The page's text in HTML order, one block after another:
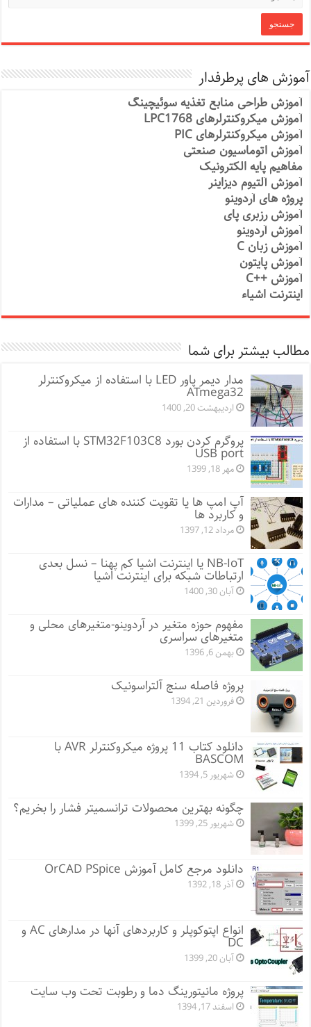
آموزش های پرطرفدار
آموزش طراحی منابع تغذیه سوئیچینگ
آموزش میکروکنترلرهای LPC1768
آموزش میکروکنترلرهای PIC
آموزش اتوماسیون صنعتی
مفاهیم پایه الکترونیک
آموزش آلتیوم دیزاینر
پروژه های آردوینو
آموزش رزبری پای
آموزش آردوینو
آموزش زبان C
آموزش پایتون
آموزش ++C
اینترنت اشیاء
مطالب بیشتر برای شما
مدار دیمر پاور LED با استفاده از میکروکنترلر
ATmega32
اردیبهشت 20, 1400
پروگرم کردن بورد STM32F103C8 با استفاده از
USB port
مهر 18, 1399
آپ امپ ها یا تقویت کننده های عملیاتی – مدارات
و کاربرد ها
مرداد 12, 1397
NB-IoT یا اینترنت اشیا کم پهنا – نسل بعدی
ارتباطات شبکه برای اینترنت اشیا
آبان 30, 1400
مفهوم حوزه متغیر در آردوینو-متغیرهای محلی و
متغیرهای سراسری
بهمن 6, 1396
پروژه فاصله سنج آلتراسونیک
فروردین 21, 1394
دانلود کتاب 11 پروژه میکروکنترلر AVR با
BASCOM
شهریور 5, 1394
چگونه بهترین محصولات ترانسمیتر فشار را بخریم؟
شهریور 25, 1399
دانلود مرجع کامل آموزش OrCAD PSpice
آذر 18, 1392
انواع اپتوکوپلر و کاربردهای آنها در مدارهای AC و
DC
آبان 20, 1399
پروژه مانيتورينگ دما و رطوبت تحت وب سایت
اسفند 17, 1394